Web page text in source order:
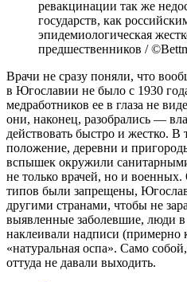
ревакцинации так же
государств, как
эпидемиологическая
предшественников /
Врачи не сразу поняли, что
в Югославии не было с 1930
медработников ее в глаза не
они, наконец, разобрались —
действовать быстро и жестко. В
положение, деревни и
вспышек окружили
не только врачей, но и
типов были запрещены,
другими странами, чтобы не
выявленные заболевшие, люди
наклеивали надписи (примерно
«натуральная оспа». Само
оттуда не давали выходить.